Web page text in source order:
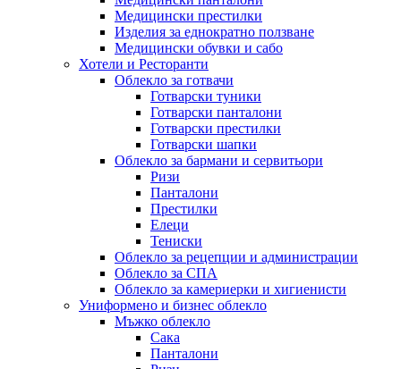
Медицински престилки
Изделия за еднократно ползване
Медицински обувки и сабо
Хотели и Ресторанти
Облекло за готвачи
Готварски туники
Готварски панталони
Готварски престилки
Готварски шапки
Облекло за бармани и сервитьори
Ризи
Панталони
Престилки
Елеци
Тениски
Облекло за рецепции и администрации
Облекло за СПА
Облекло за камериерки и хигиенисти
Униформено и бизнес облекло
Мъжко облекло
Сака
Панталони